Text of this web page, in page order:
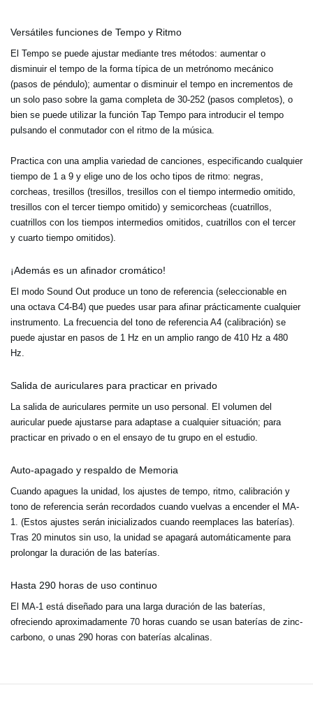
Versátiles funciones de Tempo y Ritmo
El Tempo se puede ajustar mediante tres métodos: aumentar o
disminuir el tempo de la forma típica de un metrónomo mecánico
(pasos de péndulo); aumentar o disminuir el tempo en incrementos de
un solo paso sobre la gama completa de 30-252 (pasos completos), o
bien se puede utilizar la función Tap Tempo para introducir el tempo
pulsando el conmutador con el ritmo de la música.
Practica con una amplia variedad de canciones, especificando cualquier
tiempo de 1 a 9 y elige uno de los ocho tipos de ritmo: negras,
corcheas, tresillos (tresillos, tresillos con el tiempo intermedio omitido,
tresillos con el tercer tiempo omitido) y semicorcheas (cuatrillos,
cuatrillos con los tiempos intermedios omitidos, cuatrillos con el tercer
y cuarto tiempo omitidos).
¡Además es un afinador cromático!
El modo Sound Out produce un tono de referencia (seleccionable en
una octava C4-B4) que puedes usar para afinar prácticamente cualquier
instrumento. La frecuencia del tono de referencia A4 (calibración) se
puede ajustar en pasos de 1 Hz en un amplio rango de 410 Hz a 480
Hz.
Salida de auriculares para practicar en privado
La salida de auriculares permite un uso personal. El volumen del
auricular puede ajustarse para adaptase a cualquier situación; para
practicar en privado o en el ensayo de tu grupo en el estudio.
Auto-apagado y respaldo de Memoria
Cuando apagues la unidad, los ajustes de tempo, ritmo, calibración y
tono de referencia serán recordados cuando vuelvas a encender el MA-
1. (Estos ajustes serán inicializados cuando reemplaces las baterías).
Tras 20 minutos sin uso, la unidad se apagará automáticamente para
prolongar la duración de las baterías.
Hasta 290 horas de uso continuo
El MA-1 está diseñado para una larga duración de las baterías,
ofreciendo aproximadamente 70 horas cuando se usan baterías de zinc-
carbono, o unas 290 horas con baterías alcalinas.